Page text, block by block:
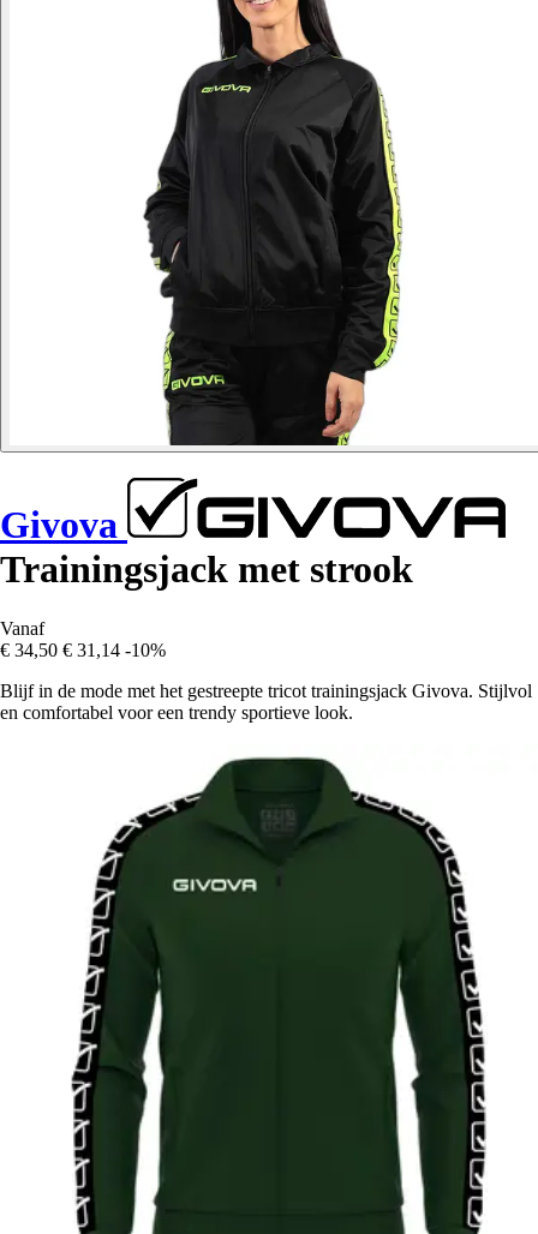
Givova
Trainingsjack met strook
Vanaf
€ 34,50 € 31,14 -10%
Blijf in de mode met het gestreepte tricot trainingsjack Givova. Stijlvol
en comfortabel voor een trendy sportieve look.